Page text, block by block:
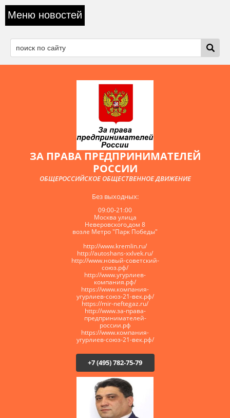
Меню новостей
ЗА ПРАВА ПРЕДПРИНИМАТЕЛЕЙ
РОССИИ
ОБЩЕРОССИЙСКОЕ ОБЩЕСТВЕННОЕ ДВИЖЕНИЕ
Без выходных:
09:00-21:00
Москва улица
Неверовского,дом 8
возле Метро "Парк Победы"
http://www.kremlin.ru/
http://autoshans-xxlvek.ru/
​http://www.новый-советский-
союз.рф/
http://www.угурлиев-
компания.рф/
https://www.компания-
угурлиев-союз-21-век.рф/
https://mir-neftegaz.ru/
http://www.за-права-
предпринимателей-
россии.рф
https://www.компания-
угурлиев-союз-21-век.рф/
+7 (495) 782-75-79